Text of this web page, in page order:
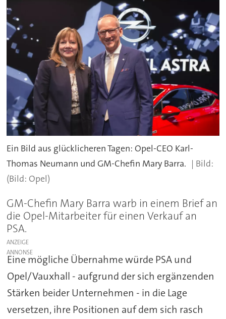
Ein Bild aus glücklicheren Tagen: Opel-CEO Karl-
Thomas Neumann und GM-Chefin Mary Barra.
(Bild: Opel)
GM-Chefin Mary Barra warb in einem Brief an
die Opel-Mitarbeiter für einen Verkauf an
PSA.
ANZEIGE
Eine mögliche Übernahme würde PSA und
Opel/Vauxhall - aufgrund der sich ergänzenden
Stärken beider Unternehmen - in die Lage
versetzen, ihre Positionen auf dem sich rasch